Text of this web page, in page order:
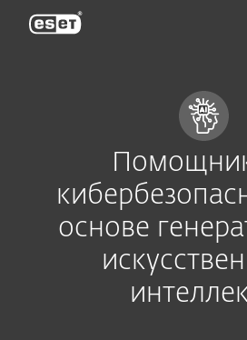
основе
ESET